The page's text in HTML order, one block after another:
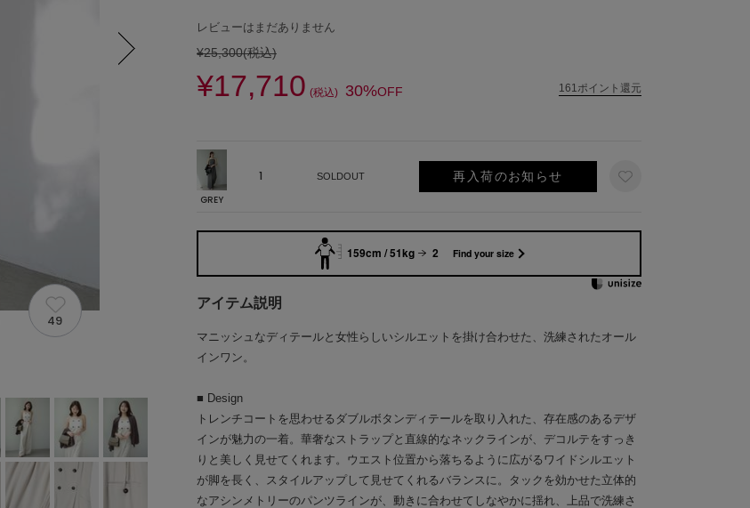
レビューはまだありません
¥25,300(税込)
¥17,710 (税込) 30%OFF 161ポイント還元
GREY
1 SOLDOUT 再入荷のお知らせ
159cm / 51kg 2 Find your size
アイテム説明
マニッシュなディテールと女性らしいシルエットを掛け合わせた、洗練されたオール
インワン。
■ Design
トレンチコートを思わせるダブルボタンディテールを取り入れた、存在感のあるデザ
インが魅力の一着。華奢なストラップと直線的なネックラインが、デコルテをすっき
りと美しく見せてくれます。ウエスト位置から落ちるように広がるワイドシルエット
が脚を長く、スタイルアップして見せてくれるバランスに。タックを効かせた立体的
なアシンメトリーのパンツラインが、動きに合わせてしなやかに揺れ、上品で洗練さ
49